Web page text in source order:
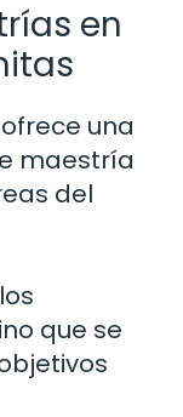
en
una
maestría
del
que se